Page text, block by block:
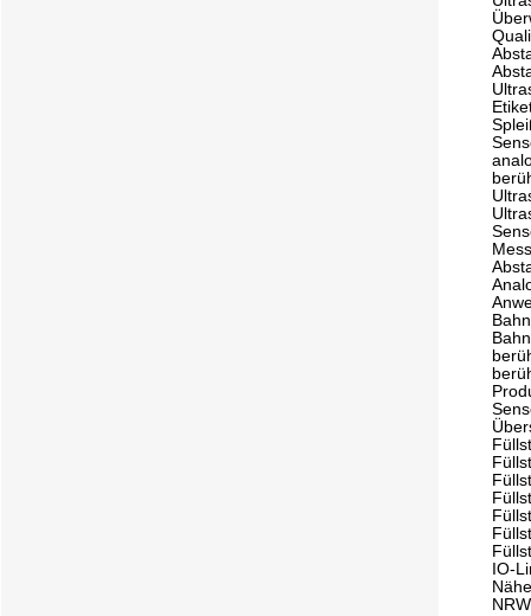
IO-
NRW